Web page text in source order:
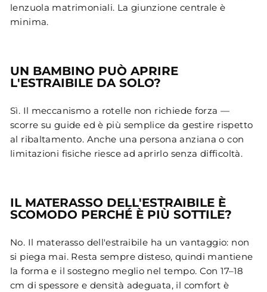
lenzuola matrimoniali. La giunzione centrale è
minima.
UN BAMBINO PUÒ APRIRE
L'ESTRAIBILE DA SOLO?
Sì. Il meccanismo a rotelle non richiede forza —
scorre su guide ed è più semplice da gestire rispetto
al ribaltamento. Anche una persona anziana o con
limitazioni fisiche riesce ad aprirlo senza difficoltà.
IL MATERASSO DELL'ESTRAIBILE È
SCOMODO PERCHÉ È PIÙ SOTTILE?
No. Il materasso dell'estraibile ha un vantaggio: non
si piega mai. Resta sempre disteso, quindi mantiene
la forma e il sostegno meglio nel tempo. Con 17–18
cm di spessore e densità adeguata, il comfort è